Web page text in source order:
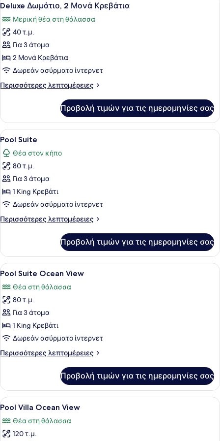
King
όλων
των
φωτογραφιών
για
Deluxe
Δωμάτιο,
Μονά
6
Deluxe Δωμάτιο, 2 Μονά Κρεβάτια
Μερική θέα στη θάλασσα
40 τ.μ.
Για 3 άτομα
2 Μονά Κρεβάτια
Δωρεάν ασύρματο ίντερνετ
Περισσότερες λεπτομέρειες
Περισσότερες
Δωμάτιο,
Μονά
Προβολή τιμών για τις ημερομηνίες σας
Προβολή
όλων
των
φωτογραφιών
για
Pool
Suite
Ένα σύγχρονο δωμάτιο
6
Pool Suite
Θέα στον κήπο
80 τ.μ.
Για 3 άτομα
1 King Κρεβάτι
Δωρεάν ασύρματο ίντερνετ
Περισσότερες λεπτομέρειες
Περισσότερες
Suite
Προβολή τιμών για τις ημερομηνίες σας
Προβολή
όλων
των
φωτογραφιών
για
Pool
Suite
View
Ένα δωμάτιο ξενοδοχείου με ένα
4
Pool Suite Ocean View
Θέα στη θάλασσα
80 τ.μ.
Για 3 άτομα
1 King Κρεβάτι
Δωρεάν ασύρματο ίντερνετ
Περισσότερες λεπτομέρειες
Περισσότερες
Suite
Ocean
View
Προβολή τιμών για τις ημερομηνίες σας
Προβολή
όλων
των
φωτογραφιών
Ένα σύγχρονο δωμάτιο
9
Pool Villa Ocean View
Θέα στη θάλασσα
120 τ.μ.